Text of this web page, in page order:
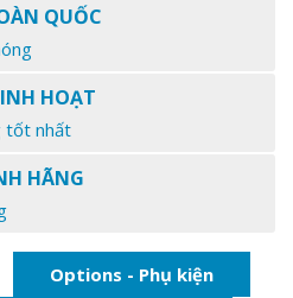
QUỐC
HOẠT
tốt nhất
HÃNG
Options - Phụ kiện